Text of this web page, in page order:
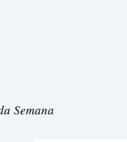
Semana